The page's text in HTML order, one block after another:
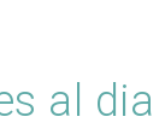
al dia